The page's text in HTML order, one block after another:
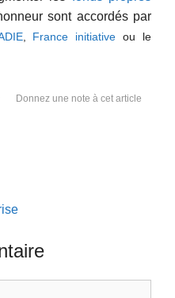
sont accordés par
, France initiative ou le
Donnez une note à cet article